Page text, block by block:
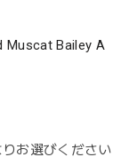
Muscat Bailey A
りお選びください